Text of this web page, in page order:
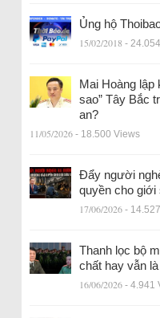
Ủng hộ
15/02/2018 -
Mai Hoàng lập
sao” Tây Bắc
an?
11/05/2026 - 18.500 Views
Đẩy người
quyền cho giới
17/06/2026 -
Thanh lọc bộ
chất hay vẫn
16/06/2026 - 4.941